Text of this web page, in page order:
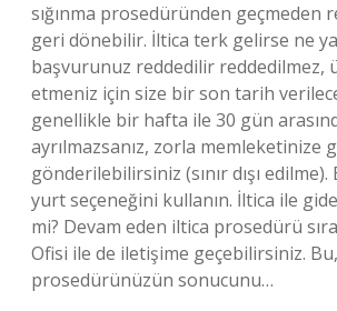
sığınma prosedüründen geçmeden
geri dönebilir. İltica terk gelirse ne
başvurunuz reddedilir reddedilmez,
etmeniz için size bir son tarih
genellikle bir hafta ile 30 gün
ayrılmazsanız, zorla memleketinize
gönderilebilirsiniz (sınır dışı
yurt seçeneğini kullanın. İltica ile
mi? Devam eden iltica prosedürü
Ofisi ile de iletişime geçebilirsiniz.
prosedürünüzün sonucunu…